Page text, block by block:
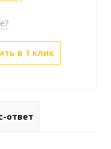
в 1 клик
ответ